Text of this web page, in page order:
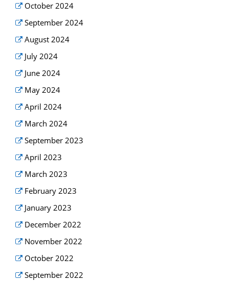
October 2024
September 2024
August 2024
July 2024
June 2024
May 2024
April 2024
March 2024
September 2023
April 2023
March 2023
February 2023
January 2023
December 2022
November 2022
October 2022
September 2022